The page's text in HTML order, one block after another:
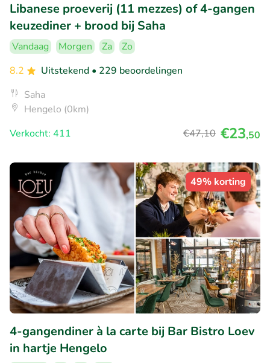
Libanese proeverij (11 mezzes) of 4-gangen
keuzediner + brood bij Saha
Vandaag Morgen Za
Zo
8.2
Uitstekend • 229 beoordelingen
Saha
Hengelo (0km)
Verkocht: 411
€47,10 €23,50
49% korting
4-gangendiner à la carte bij Bar Bistro Loev
in hartje Hengelo